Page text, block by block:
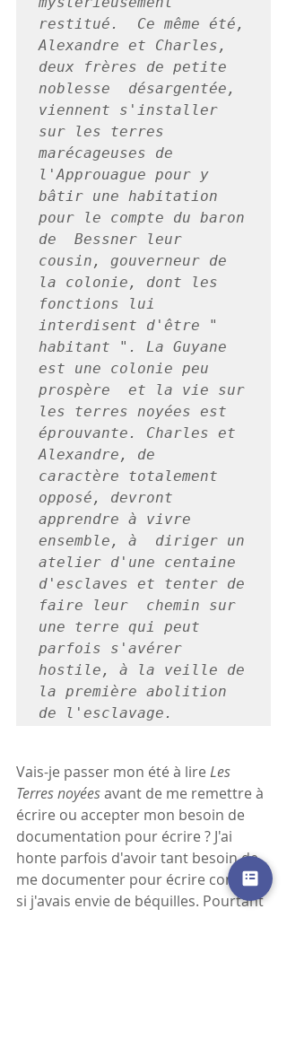
restitué.  Ce même été,
Alexandre et Charles,
deux frères de petite
noblesse  désargentée,
viennent s'installer
sur les terres
marécageuses de
l'Approuague pour y
bâtir une habitation
pour le compte du baron
de  Bessner leur
cousin, gouverneur de
la colonie, dont les
fonctions lui
interdisent d'être "
habitant ". La Guyane
est une colonie peu
prospère  et la vie sur
les terres noyées est
éprouvante. Charles et
Alexandre, de
caractère totalement
opposé, devront
apprendre à vivre
ensemble, à  diriger un
atelier d'une centaine
d'esclaves et tenter de
faire leur  chemin sur
une terre qui peut
parfois s'avérer
hostile, à la veille de
la première abolition
de l'esclavage.
Vais-je passer mon été à lire Les
Terres noyées avant de me remettre à
écrire ou accepter mon besoin de
documentation pour écrire ? J'ai
honte parfois d'avoir tant besoin de
me documenter pour écrire comme
si j'avais envie de béquilles. Pourtant